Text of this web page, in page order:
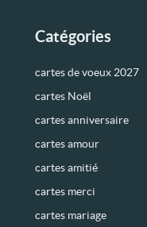
Catégories
cartes de voeux 2027
cartes Noël
cartes anniversaire
cartes amour
cartes amitié
cartes merci
cartes mariage